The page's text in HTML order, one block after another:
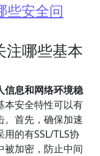
些安全问
注哪些基本
信息和网络环境稳
本安全特性可以有
。首先，确保加速
的有SSL/TLS协
被加密，防止中间